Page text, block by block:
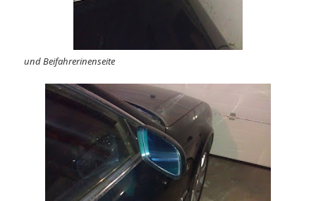
und Beifahrerinenseite